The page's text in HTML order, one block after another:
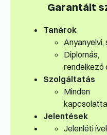
Garantált
Tanárok
rendelkező
Szolgáltatás
Jelentések
Jelenléti